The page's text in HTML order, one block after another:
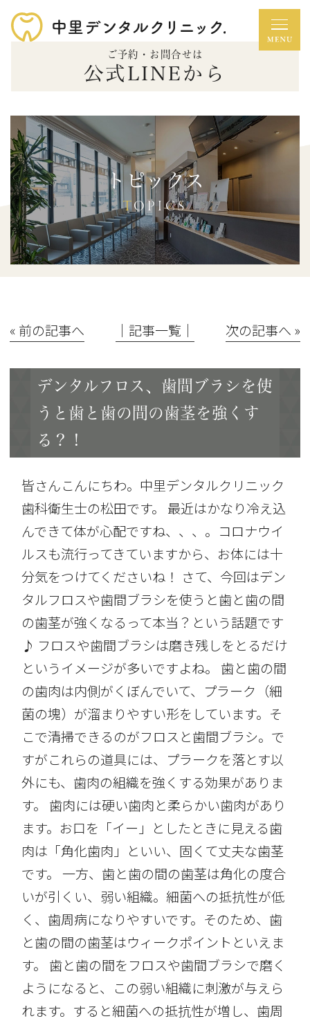
ご予約・お問合せは
公式LINEから
トピックス
TOPICS
« 前の記事へ │記事一覧│ 次の記事へ »
デンタルフロス、歯間ブラシを使
うと歯と歯の間の歯茎を強くす
る？！
皆さんこんにちわ。中里デンタルクリニック
歯科衛生士の松田です。 最近はかなり冷え込
んできて体が心配ですね、、、。コロナウイ
ルスも流行ってきていますから、お体には十
分気をつけてくださいね！ さて、今回はデン
タルフロスや歯間ブラシを使うと歯と歯の間
の歯茎が強くなるって本当？という話題です
♪ フロスや歯間ブラシは磨き残しをとるだけ
というイメージが多いですよね。 歯と歯の間
の歯肉は内側がくぼんでいて、プラーク（細
菌の塊）が溜まりやすい形をしています。そ
こで清掃できるのがフロスと歯間ブラシ。で
すがこれらの道具には、プラークを落とす以
外にも、歯肉の組織を強くする効果がありま
す。 歯肉には硬い歯肉と柔らかい歯肉があり
ます。お口を「イー」としたときに見える歯
肉は「角化歯肉」といい、固くて丈夫な歯茎
です。 一方、歯と歯の間の歯茎は角化の度合
いが引くい、弱い組織。細菌への抵抗性が低
く、歯周病になりやすいです。そのため、歯
と歯の間の歯茎はウィークポイントといえま
す。 歯と歯の間をフロスや歯間ブラシで磨く
ようになると、この弱い組織に刺激が与えら
れます。すると細菌への抵抗性が増し、歯周